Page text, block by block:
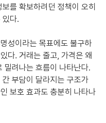
를 확보하려던 정책이 오히
있다.
성이라는 목표에도 불구하
다. 거래는 줄고, 가격은 왜
밀려나는 흐름이 나타난다.
부담이 달라지는 구조가
보호 효과도 충분히 나타나